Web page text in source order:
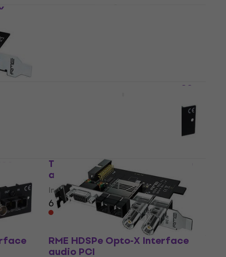
RME HDSPe MADI FX Interface
Tascam IF-MA64-BN Interface
audio PCI
Interface audio PCI
662 €
Sur commande uniquement
RME HDSPe Opto-X Interface
audio PCI